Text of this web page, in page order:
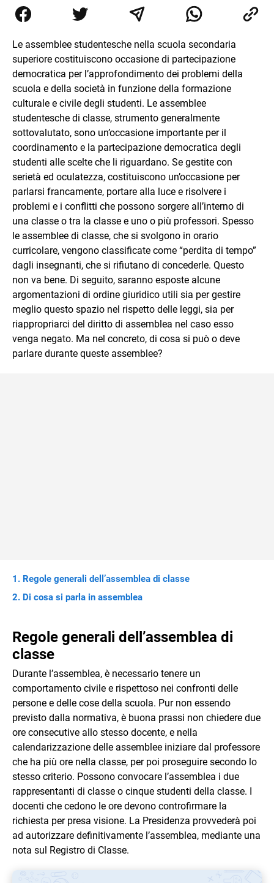
dicotomia che ancora oggi fa inevitabilmente parte della
mia vita. Potete leggermi sulle pagine de Il cuoio sul
Mi interesso di numerosissime altre cose, ma di quelle di
solito non scrivo.
Le assemblee studentesche nella scuola secondaria
superiore costituiscono occasione di partecipazione
democratica per l’approfondimento dei problemi della
scuola e della società in funzione della formazione
culturale e civile degli studenti. Le assemblee
studentesche di classe, strumento generalmente
sottovalutato, sono un’occasione importante per il
coordinamento e la partecipazione democratica degli
studenti alle scelte che li riguardano. Se gestite con
serietà ed oculatezza, costituiscono un’occasione per
parlarsi francamente, portare alla luce e risolvere i
problemi e i conflitti che possono sorgere all’interno di
una classe o tra la classe e uno o più professori. Spesso
le assemblee di classe, che si svolgono in orario
curricolare, vengono classificate come “perdita di tempo”
dagli insegnanti, che si rifiutano di concederle. Questo
non va bene. Di seguito, saranno esposte alcune
argomentazioni di ordine giuridico utili sia per gestire
meglio questo spazio nel rispetto delle leggi, sia per
riappropriarci del diritto di assemblea nel caso esso
venga negato. Ma nel concreto, di cosa si può o deve
parlare durante queste assemblee?
Regole generali dell’assemblea di classe
Di cosa si parla in assemblea
Regole generali dell’assemblea di
classe
Durante l’assemblea, è necessario tenere un
comportamento civile e rispettoso nei confronti delle
persone e delle cose della scuola. Pur non essendo
previsto dalla normativa, è buona prassi non chiedere due
ore consecutive allo stesso docente, e nella
calendarizzazione delle assemblee iniziare dal professore
che ha più ore nella classe, per poi proseguire secondo lo
stesso criterio. Possono convocare l’assemblea i due
rappresentanti di classe o cinque studenti della classe. I
docenti che cedono le ore devono controfirmare la
richiesta per presa visione. La Presidenza provvederà poi
ad autorizzare definitivamente l’assemblea, mediante una
nota sul Registro di Classe.